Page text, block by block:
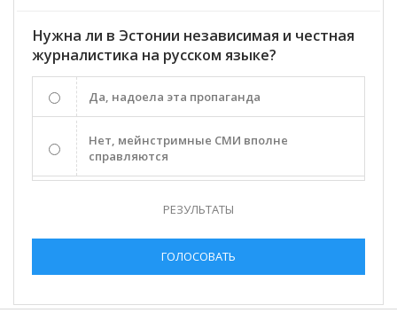
Нужна ли в Эстонии независимая и честная
журналистика на русском языке?
Да, надоела эта пропаганда
Нет, мейнстримные СМИ вполне
справляются
РЕЗУЛЬТАТЫ
ГОЛОСОВАТЬ